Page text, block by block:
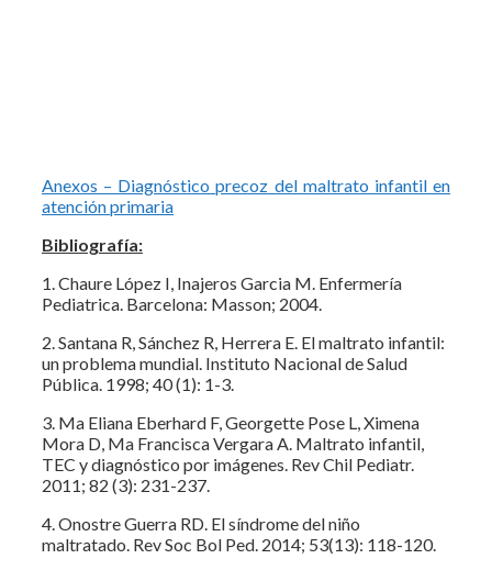
Anexos – Diagnóstico precoz del maltrato infantil en
atención primaria
Bibliografía:
1. Chaure López I, Inajeros Garcia M. Enfermería
Pediatrica. Barcelona: Masson; 2004.
2. Santana R, Sánchez R, Herrera E. El maltrato infantil:
un problema mundial. Instituto Nacional de Salud
Pública. 1998; 40 (1): 1-3.
3. Ma Eliana Eberhard F, Georgette Pose L, Ximena
Mora D, Ma Francisca Vergara A. Maltrato infantil,
TEC y diagnóstico por imágenes. Rev Chil Pediatr.
2011; 82 (3): 231-237.
4. Onostre Guerra RD. El síndrome del niño
maltratado. Rev Soc Bol Ped. 2014; 53(13): 118-120.